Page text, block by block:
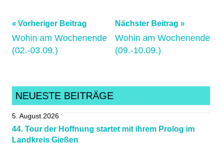
Schlagwörter:
archiv_290525_3,
bergrennen,
Cycling,
drivenfemale,
Gießen,
gsn353cyclingclub,
Beitragsnavigation
Vorheriger Beitrag
Wohin am Wochenende
(02.-03.09.)
Nächster Beitrag
Wohin am Wochenende
(09.-10.09.)
NEUESTE BEITRÄGE
5. August 2026
44. Tour der Hoffnung startet mit ihrem Prolog im
Landkreis Gießen